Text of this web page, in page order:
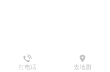
打电话 查地图